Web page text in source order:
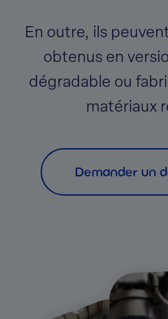
En outre, ils
obtenus en
dégradable ou
matériaux
Demander un